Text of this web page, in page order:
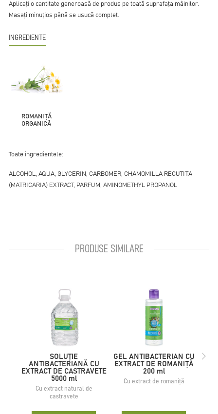
Aplicați o cantitate generoasă de produs pe toată suprafața mâinilor.
Masați minuțios până se usucă complet.
INGREDIENTE
ROMANIȚĂ
ORGANICĂ
Toate ingredientele:
ALСOHOL, AQUA, GLYCERIN, CARBOMER, CHAMOMILLA RECUTITA
(MATRICARIA) EXTRACT, PARFUM, AMINOMETHYL PROPANOL
PRODUSE SIMILARE
SOLUȚIE
ANTIBACTERIANĂ CU
EXTRACT DE CASTRAVETE
5000 ml
Cu extract natural de
castravete
GEL ANTIBACTERIAN CU
EXTRACT DE ROMANIȚĂ
200 ml
Cu extract de romaniță